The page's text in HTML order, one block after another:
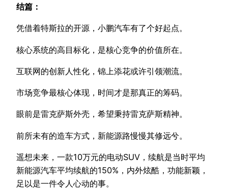
结篇：
凭借着特斯拉的开源，小鹏汽车有了个好起点。
核心系统的高目标化，是核心竞争的价值所在。
互联网的创新人性化，锦上添花或许引领潮流。
市场竞争最核心体现，时间才是那真正的筹码。
眼前是雷克萨斯外壳，希望秉持雷克萨斯精神。
前所未有的造车方式，新能源路慢慢其修远兮。
遥想未来，一款10万元的电动SUV，续航是当时平均
新能源汽车平均续航的150%，内外炫酷，功能新颖，
足以是一件令人心动的事。